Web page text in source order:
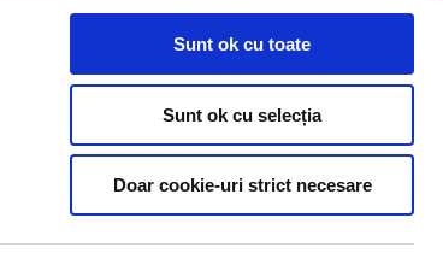
Sunt ok cu toate
Sunt ok cu selecția
Doar cookie-uri strict necesare